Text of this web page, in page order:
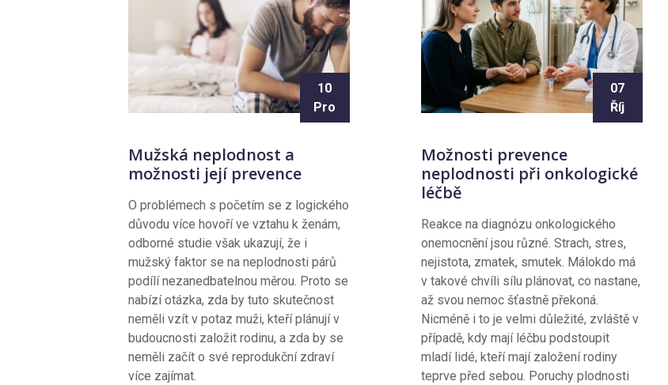
10
Pro
Mužská neplodnost a
možnosti její prevence
O problémech s početím se z logického
důvodu více hovoří ve vztahu k ženám,
odborné studie však ukazují, že i
mužský faktor se na neplodnosti párů
podílí nezanedbatelnou měrou. Proto se
nabízí otázka, zda by tuto skutečnost
neměli vzít v potaz muži, kteří plánují v
budoucnosti založit rodinu, a zda by se
neměli začít o své reprodukční zdraví
více zajímat.
07
Říj
Možnosti prevence
neplodnosti při onkologické
léčbě
Reakce na diagnózu onkologického
onemocnění jsou různé. Strach, stres,
nejistota, zmatek, smutek. Málokdo má
v takové chvíli sílu plánovat, co nastane,
až svou nemoc šťastně překoná.
Nicméně i to je velmi důležité, zvláště v
případě, kdy mají léčbu podstoupit
mladí lidé, kteří mají založení rodiny
teprve před sebou. Poruchy plodnosti